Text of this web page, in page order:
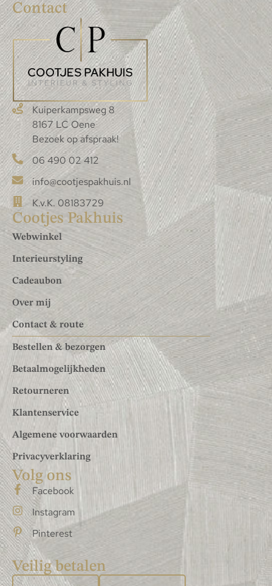
Contact
Kuiperkampsweg 8
8167 LC Oene
Bezoek op afspraak!
06 490 02 412
info@cootjespakhuis.nl
K.v.K. 08183729
Cootjes Pakhuis
Webwinkel
Interieurstyling
Cadeaubon
Over mij
Contact & route
Bestellen & bezorgen
Betaalmogelijkheden
Retourneren
Klantenservice
Algemene voorwaarden
Privacyverklaring
Volg ons
Facebook
Instagram
Pinterest
Veilig betalen